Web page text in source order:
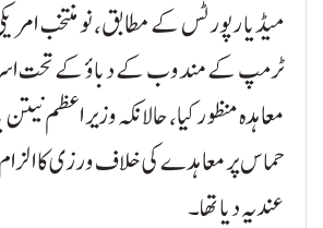
میڈیا رپورٹس کے مطابق، نو منتخب
ٹرمپ کے مندوب کے دباؤ کے تحت
معاہدہ منظور کیا، حالانکہ وزیر اعظم
حماس پر معاہدے کی خلاف ورزی کا الزام
عندیہ دیا تھا۔